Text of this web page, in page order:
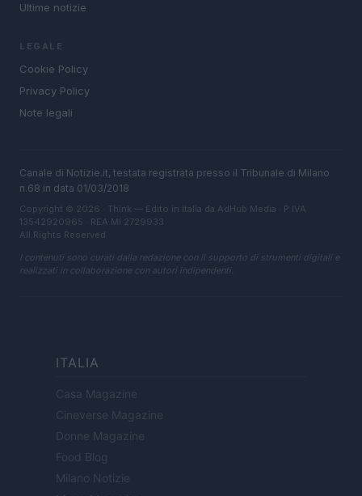
Ultime notizie
LEGALE
Cookie Policy
Privacy Policy
Note legali
Canale di Notizie.it, testata registrata presso il Tribunale di Milano
n.68 in data 01/03/2018
Copyright © 2026 · Think — Edito in Italia da AdHub Media · P.IVA
13542920965 · REA MI 2729933
All Rights Reserved
I contenuti sono curati dalla redazione con il supporto di strumenti digitali e
realizzati in collaborazione con autori indipendenti.
ITALIA
Casa Magazine
Cineverse Magazine
Donne Magazine
Food Blog
Milano Notizie